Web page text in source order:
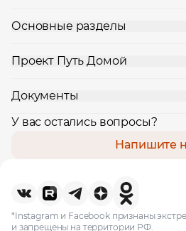
Основные разделы
Проект Путь Домой
Документы
У вас остались вопросы?
Напишите
*Instagram и Facebook признаны
и запрещены на территории РФ.